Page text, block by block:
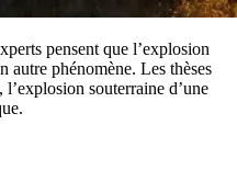
pensent que l’explosion
autre phénomène. Les thèses
souterraine d’une